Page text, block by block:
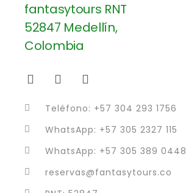
Teléfono: +57 304 293 1756
WhatsApp: +57 305 2327 115
WhatsApp: +57 305 389 0448
reservas@fantasytours.co